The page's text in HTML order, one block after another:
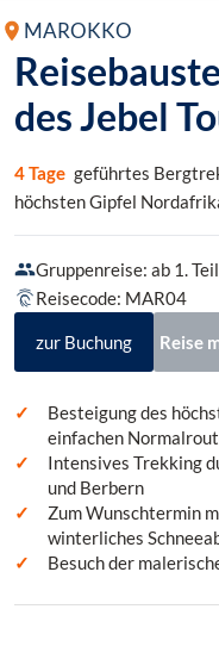
MAROKKO
des Jebel
4 Tage geführtes
höchsten Gipfel
Gruppenreise: ab 1.
Reisecode: MAR04
zur Buchung Reise
Besteigung des
einfachen
Intensives Trekking
und Berbern
Zum Wunschtermin
winterliches
Besuch der